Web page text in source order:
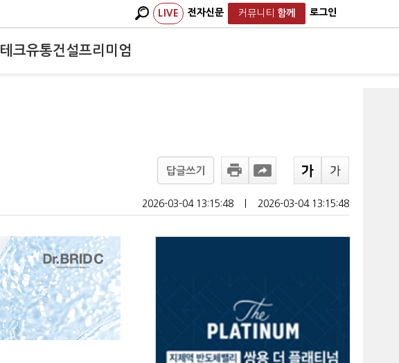
LIVE 전자신문 커뮤니티 함께 로그인
테크유통건설프리미엄
답글쓰기
2026-03-04 13:15:48 2026-03-04 13:15:48